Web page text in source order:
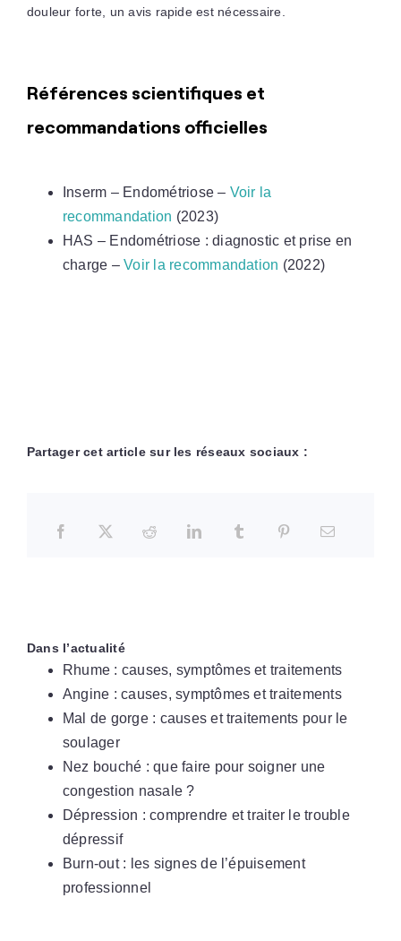
douleur forte, un avis rapide est nécessaire.
Références scientifiques et
recommandations officielles
Inserm – Endométriose – Voir la
recommandation (2023)
HAS – Endométriose : diagnostic et prise en
charge –Voir la recommandation (2022)
Partager cet article sur les réseaux sociaux :
Dans l’actualité
Rhume : causes, symptômes et traitements
Angine : causes, symptômes et traitements
Mal de gorge : causes et traitements pour le
soulager
Nez bouché : que faire pour soigner une
congestion nasale ?
Dépression : comprendre et traiter le trouble
dépressif
Burn-out : les signes de l’épuisement
professionnel